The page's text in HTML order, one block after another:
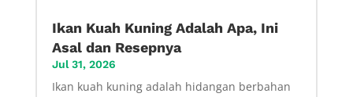
Ikan Kuah Kuning Adalah Apa, Ini
Asal dan Resepnya
Jul 31, 2026
Ikan kuah kuning adalah hidangan berbahan